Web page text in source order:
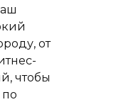
от
чтобы